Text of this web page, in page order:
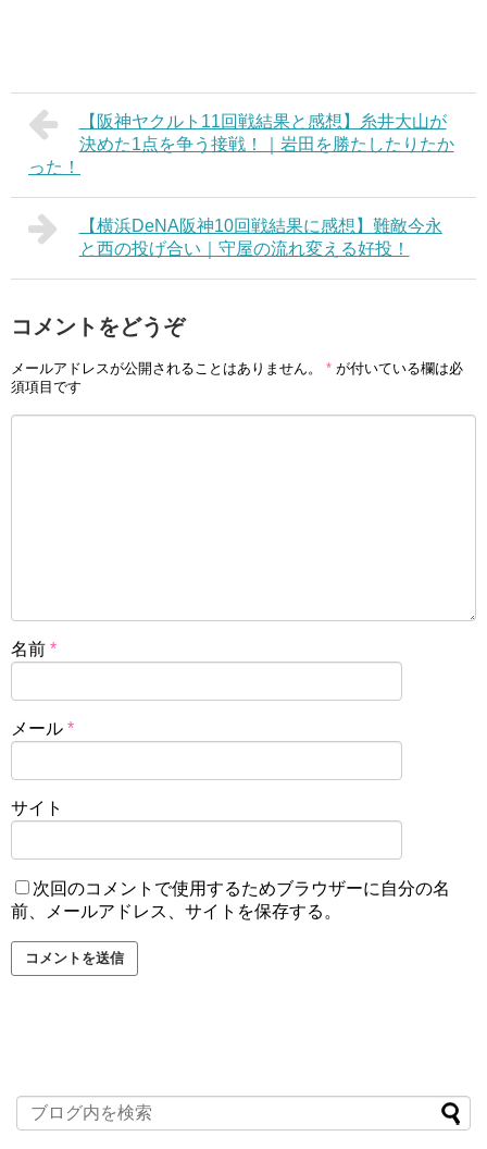
【阪神ヤクルト11回戦結果と感想】糸井大山が
決めた1点を争う接戦！｜岩田を勝たしたりたか
った！
【横浜DeNA阪神10回戦結果に感想】難敵今永
と西の投げ合い｜守屋の流れ変える好投！
コメントをどうぞ
メールアドレスが公開されることはありません。 * が付いている欄は必
須項目です
名前 *
メール *
サイト
次回のコメントで使用するためブラウザーに自分の名
前、メールアドレス、サイトを保存する。